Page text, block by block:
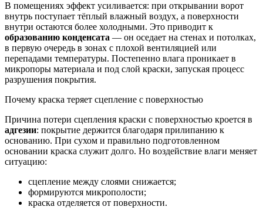
В помещениях эффект усиливается: при открывании ворот
внутрь поступает тёплый влажный воздух, а поверхности
внутри остаются более холодными. Это приводит к
образованию конденсата — он оседает на стенах и потолках,
в первую очередь в зонах с плохой вентиляцией или
перепадами температуры. Постепенно влага проникает в
микропоры материала и под слой краски, запуская процесс
разрушения покрытия.
Почему краска теряет сцепление с поверхностью
Причина потери сцепления краски с поверхностью кроется в
адгезии: покрытие держится благодаря прилипанию к
основанию. При сухом и правильно подготовленном
основании краска служит долго. Но воздействие влаги меняет
ситуацию:
сцепление между слоями снижается;
формируются микрополости;
краска отделяется от поверхности.